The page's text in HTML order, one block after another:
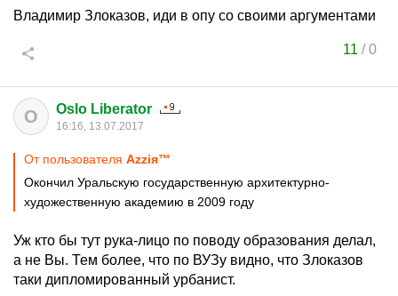
Владимир Злоказов, иди в опу со своими аргументами
11 /0
O Oslo Liberator
16:16, 13.07.2017
От пользователя Azziя™
Окончил Уральскую государственную архитектурно-
художественную академию в 2009 году
Уж кто бы тут рука-лицо по поводу образования делал,
а не Вы. Тем более, что по ВУЗу видно, что Злоказов
таки дипломированный урбанист.